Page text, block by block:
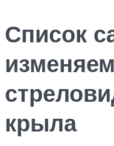
Список
крыла